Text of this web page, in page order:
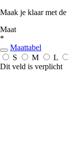
Maak je klaar met
Maat
*
Maattabel
S
M L
Dit veld is verplicht